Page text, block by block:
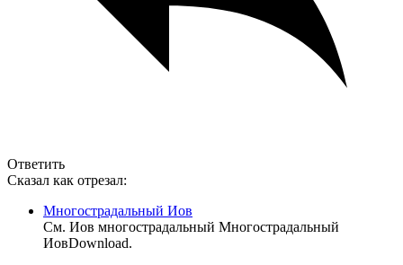
Ответить
Сказал как отрезал:
Многострадальный Иов
См. Иов многострадальный Многострадальный
ИовDownload.